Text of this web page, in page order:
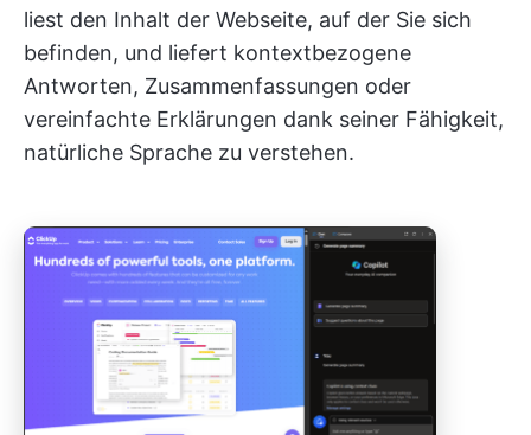
liest den Inhalt der Webseite, auf der Sie sich
befinden, und liefert kontextbezogene
Antworten, Zusammenfassungen oder
vereinfachte Erklärungen dank seiner Fähigkeit,
natürliche Sprache zu verstehen.